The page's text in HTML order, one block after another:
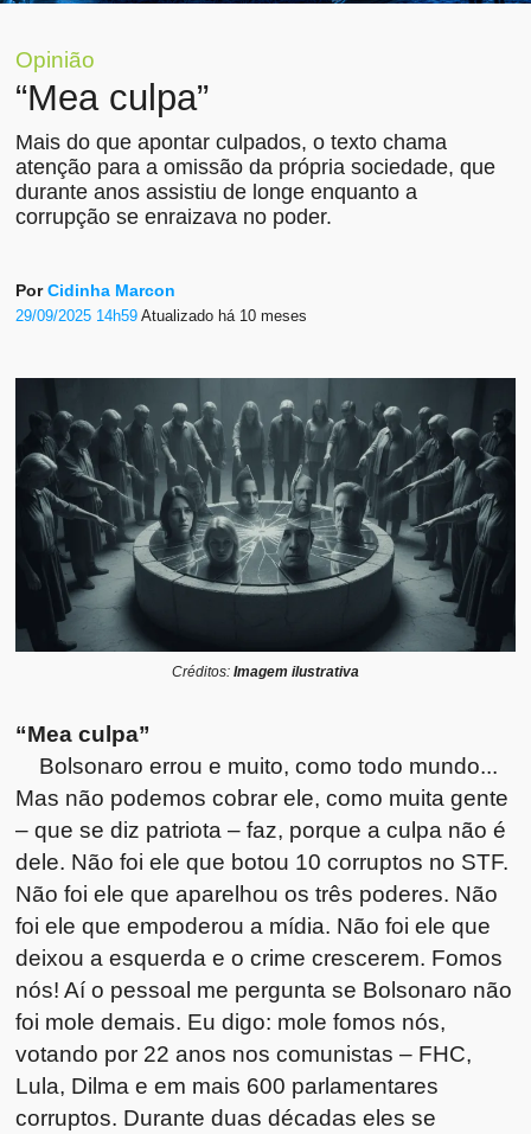
Opinião
“Mea culpa”
Mais do que apontar culpados, o texto chama
atenção para a omissão da própria sociedade, que
durante anos assistiu de longe enquanto a
corrupção se enraizava no poder.
PorCidinha Marcon
29/09/2025 14h59Atualizado há 10 meses
Créditos: Imagem ilustrativa
“Mea culpa”
Bolsonaro errou e muito, como todo mundo...
Mas não podemos cobrar ele, como muita gente
– que se diz patriota – faz, porque a culpa não é
dele. Não foi ele que botou 10 corruptos no STF.
Não foi ele que aparelhou os três poderes. Não
foi ele que empoderou a mídia. Não foi ele que
deixou a esquerda e o crime crescerem. Fomos
nós! Aí o pessoal me pergunta se Bolsonaro não
foi mole demais. Eu digo: mole fomos nós,
votando por 22 anos nos comunistas – FHC,
Lula, Dilma e em mais 600 parlamentares
corruptos. Durante duas décadas eles se